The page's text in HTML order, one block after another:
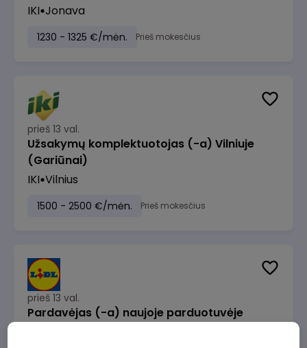
IKI Jonava
1230 - 1325 €/mėn. Prieš mokesčius
prieš 13 val.
Užsakymų komplektuotojas (-a) Vilniuje
(Gariūnai)
IKI Vilnius
1500 - 2500 €/mėn. Prieš mokesčius
prieš 13 val.
Pardavėjas (-a) naujoje parduotuvėje